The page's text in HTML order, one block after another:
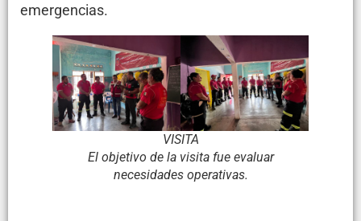
emergencias.
VISITA
El objetivo de la visita fue evaluar
necesidades operativas.